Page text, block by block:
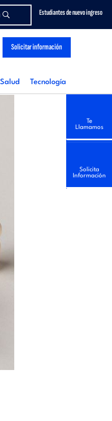
Estudiantes de nuevo ingreso
Solicitar información
Salud Tecnología
Te
Llamamos
Solicita
Información